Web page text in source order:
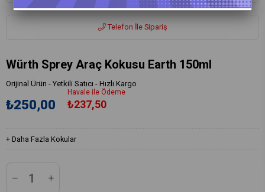
Telefon İle Sipariş
Würth Sprey Araç Kokusu Earth 150ml
Orijinal Ürün - Yetkili Satıcı - Hızlı Kargo
₺250,00
Havale ile Ödeme
₺237,50
+ Daha Fazla Kokular